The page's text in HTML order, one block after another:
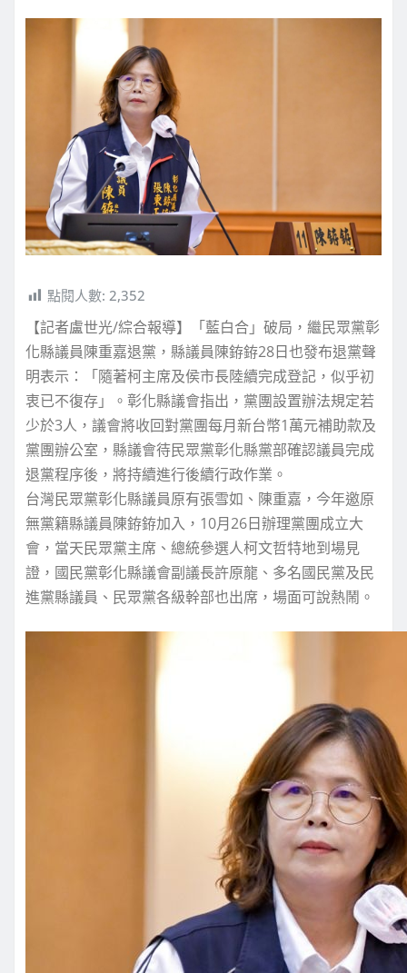
點閱人數: 2,352
【記者盧世光/綜合報導】「藍白合」破局，繼民眾黨彰
化縣議員陳重嘉退黨，縣議員陳銌銌28日也發布退黨聲
明表示：「隨著柯主席及侯市長陸續完成登記，似乎初
衷已不復存」。彰化縣議會指出，黨團設置辦法規定若
少於3人，議會將收回對黨團每月新台幣1萬元補助款及
黨團辦公室，縣議會待民眾黨彰化縣黨部確認議員完成
退黨程序後，將持續進行後續行政作業。
台灣民眾黨彰化縣議員原有張雪如、陳重嘉，今年邀原
無黨籍縣議員陳銌銌加入，10月26日辦理黨團成立大
會，當天民眾黨主席、總統參選人柯文哲特地到場見
證，國民黨彰化縣議會副議長許原龍、多名國民黨及民
進黨縣議員、民眾黨各級幹部也出席，場面可說熱鬧。